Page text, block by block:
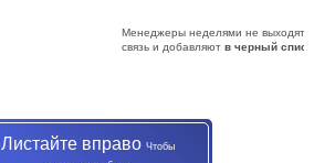
Менеджеры неделями не выходят на
связь и добавляют в черный список
Листайте вправо Чтобы